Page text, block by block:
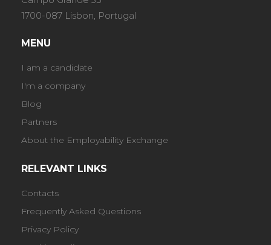
1700-087 Lisbon, Portugal
MENU
I am a candidate
I'm a company
Blog
Partners
About the Employability Exchange
RELEVANT LINKS
Contacts
Frequently Asked Questions
Privacy Policy